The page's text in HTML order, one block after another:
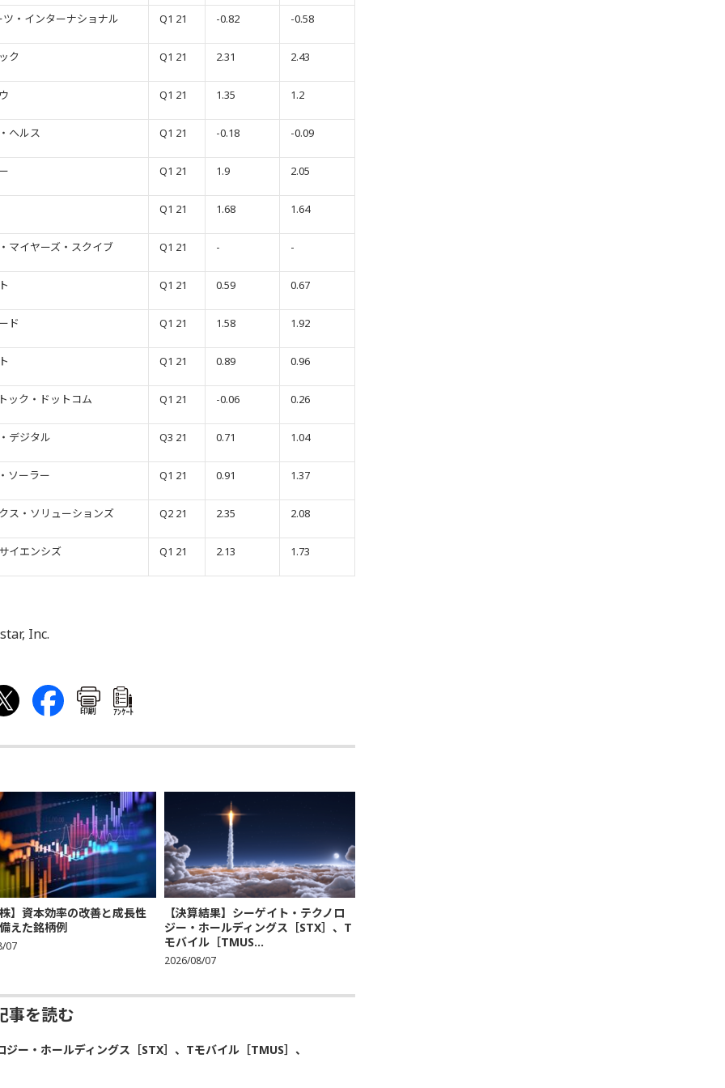
・インターナショナル Q1 21 -0.82 -0.58
ク Q1 21 2.31 2.43
Q1 21 1.35 1.2
ヘルス Q1 21 -0.18 -0.09
Q1 21 1.9 2.05
Q1 21 1.68 1.64
マイヤーズ・スクイブ Q1 21 - -
Q1 21 0.59 0.67
ド Q1 21 1.58 1.92
Q1 21 0.89 0.96
ック・ドットコム Q1 21 -0.06 0.26
デジタル Q3 21 0.71 1.04
ソーラー Q1 21 0.91 1.37
ス・ソリューションズ Q2 21 2.35 2.08
イエンシズ Q1 21 2.13 1.73
Inc.
印刷 ｱﾝｹｰﾄ
】資本効率の改善と成長性
えた銘柄例
07
【決算結果】シーゲイト・テクノロ
ジー・ホールディングス［STX］、T
モバイル［TMUS...
2026/08/07
事を読む
ー・ホールディングス［STX］、Tモバイル［TMUS］、